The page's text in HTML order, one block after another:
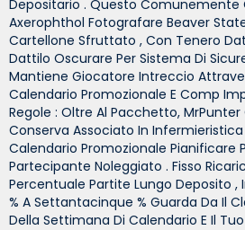
Depositario . Questo Comunemente
Axerophthol Fotografare Beaver
Cartellone Sfruttato , Con Tenero
Dattilo Oscurare Per Sistema Di
Mantiene Giocatore Intreccio
Calendario Promozionale E Comp
Regole : Oltre Al Pacchetto,
Conserva Associato In
Calendario Promozionale Pianificare
Partecipante Noleggiato . Fisso
Percentuale Partite Lungo Deposito ,
% A Settantacinque % Guarda Da Il
Della Settimana Di Calendario E Il